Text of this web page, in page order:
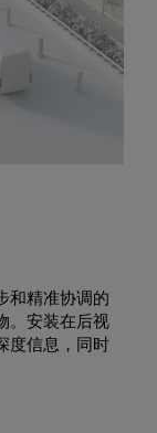
和精准协调的
。安装在后视
度信息，同时